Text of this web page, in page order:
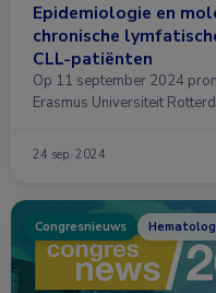
Epidemiologie en
chronische
CLL-patiënten
Op 11 september 2024
Erasmus Universiteit
24 sep. 2024
Congresnieuws